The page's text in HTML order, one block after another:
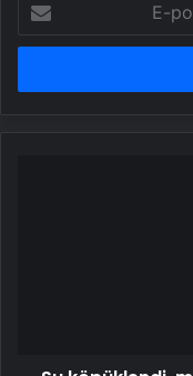
posta
adresinizi